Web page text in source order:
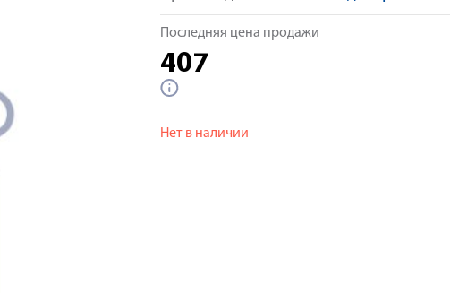
Последняя цена продажи
407
Нет в наличии